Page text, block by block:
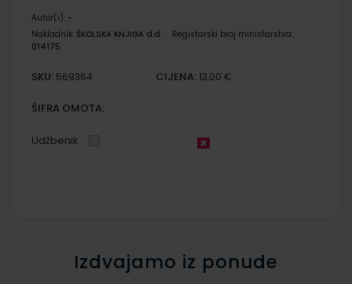
Autor(i): -
Nakladnik: ŠKOLSKA KNJIGA d.d.
Registarski broj ministarstva:
014175
SKU: 569364 CIJENA: 13,00 €
ŠIFRA OMOTA:
Udžbenik
Izdvajamo iz ponude